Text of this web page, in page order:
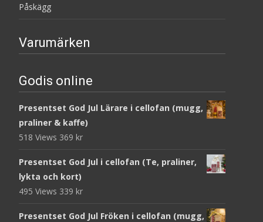
Påskägg
Varumärken
Godis online
Presentset God Jul Lärare i cellofan (mugg,
praliner & kaffe)
518 Views 369 kr
Presentset God Jul i cellofan (Te, praliner,
lykta och kort)
495 Views 339 kr
Presentset God Jul Fröken i cellofan (mugg,